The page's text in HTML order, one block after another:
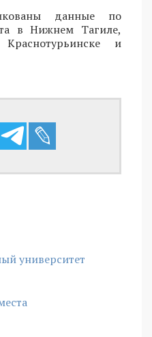
данные по
в Нижнем Тагиле,
Краснотурьинске и
университет